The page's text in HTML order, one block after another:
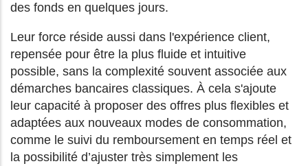
des fonds en quelques jours.
Leur force réside aussi dans l'expérience client,
repensée pour être la plus fluide et intuitive
possible, sans la complexité souvent associée aux
démarches bancaires classiques. À cela s'ajoute
leur capacité à proposer des offres plus flexibles et
adaptées aux nouveaux modes de consommation,
comme le suivi du remboursement en temps réel et
la possibilité d’ajuster très simplement les